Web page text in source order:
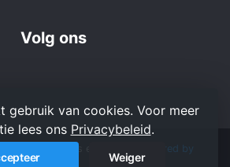
Volg ons
Powered by
gebruik van cookies. Voor meer
lees ons Privacybeleid.
Weiger